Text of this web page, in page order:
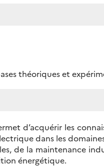
théoriques et
d’acquérir les
dans les
de la maintenance
énergétique.